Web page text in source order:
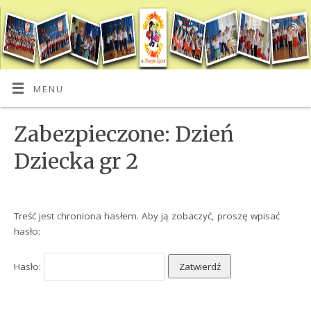
MENU
Zabezpieczone: Dzień
Dziecka gr 2
Treść jest chroniona hasłem. Aby ją zobaczyć, proszę wpisać
hasło:
Hasło: